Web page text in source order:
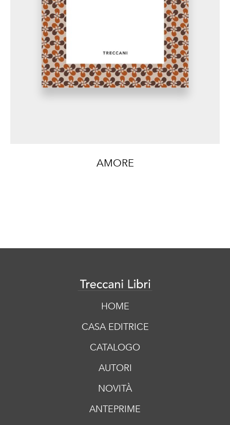
AMORE
HOME
CASA EDITRICE
CATALOGO
AUTORI
NOVITÀ
ANTEPRIME